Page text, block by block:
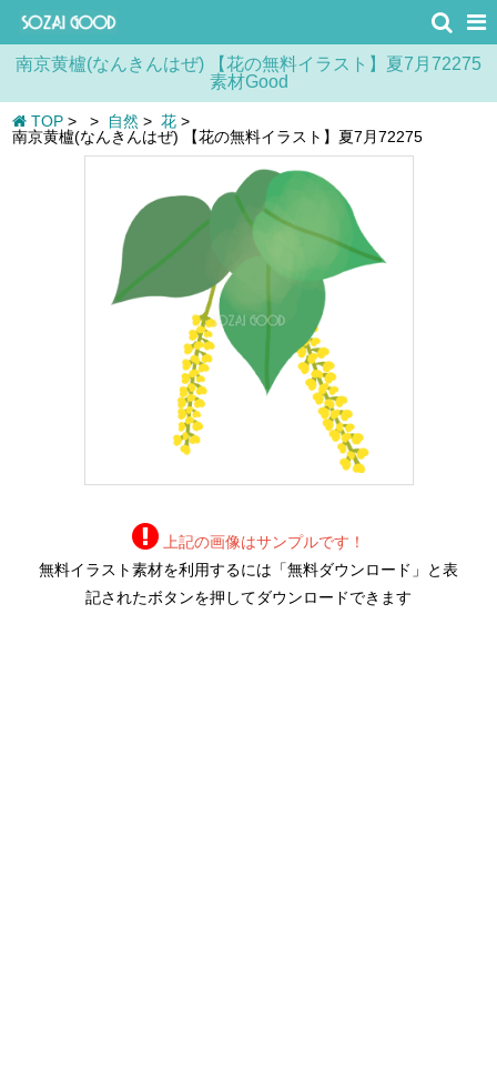
南京黄櫨(なんきんはぜ) 【花の無料イラスト】夏7月72275
素材Good
TOP > > 自然 > 花 >
南京黄櫨(なんきんはぜ) 【花の無料イラスト】夏7月72275
上記の画像はサンプルです！
無料イラスト素材を利用するには「無料ダウンロード」と表
記されたボタンを押してダウンロードできます